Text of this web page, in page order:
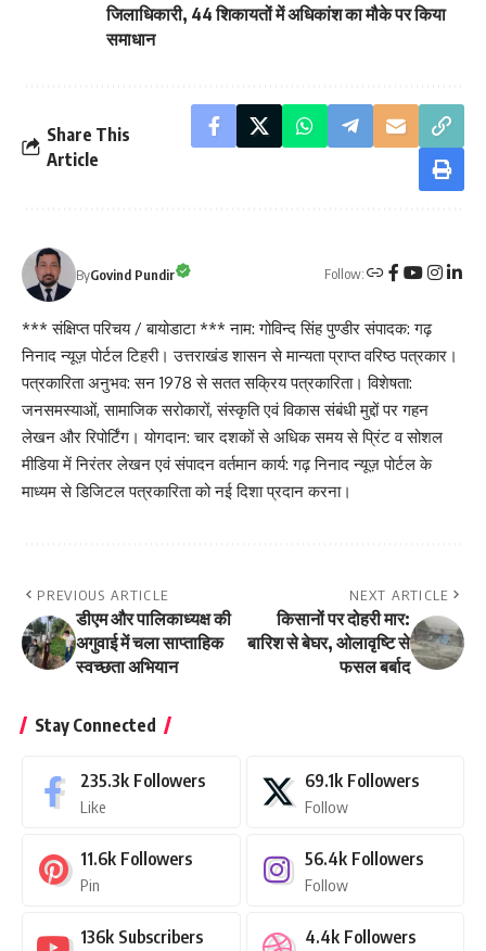
जिलाधिकारी, 44 शिकायतों में अधिकांश का मौके पर किया
समाधान
Share This
Article
ByGovind Pundir Follow:
*** संक्षिप्त परिचय / बायोडाटा *** नाम: गोविन्द सिंह पुण्डीर संपादक: गढ़
निनाद न्यूज़ पोर्टल टिहरी। उत्तराखंड शासन से मान्यता प्राप्त वरिष्ठ पत्रकार।
पत्रकारिता अनुभव: सन 1978 से सतत सक्रिय पत्रकारिता। विशेषता:
जनसमस्याओं, सामाजिक सरोकारों, संस्कृति एवं विकास संबंधी मुद्दों पर गहन
लेखन और रिपोर्टिंग। योगदान: चार दशकों से अधिक समय से प्रिंट व सोशल
मीडिया में निरंतर लेखन एवं संपादन वर्तमान कार्य: गढ़ निनाद न्यूज़ पोर्टल के
माध्यम से डिजिटल पत्रकारिता को नई दिशा प्रदान करना।
PREVIOUS ARTICLE
डीएम और पालिकाध्यक्ष की
अगुवाई में चला साप्ताहिक
स्वच्छता अभियान
NEXT ARTICLE
किसानों पर दोहरी मार:
बारिश से बेघर, ओलावृष्टि से
फसल बर्बाद
Stay Connected
235.3k Followers
Like
69.1k Followers
Follow
11.6k Followers
Pin
56.4k Followers
Follow
136k Subscribers 4.4k Followers